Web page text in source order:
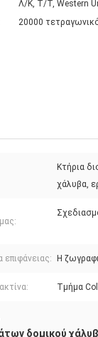
Λ/Κ, Τ/Τ, Western
20000
Κτήρια
χάλυβα,
επιφάνειας: Η
Τμήμα
δομικού